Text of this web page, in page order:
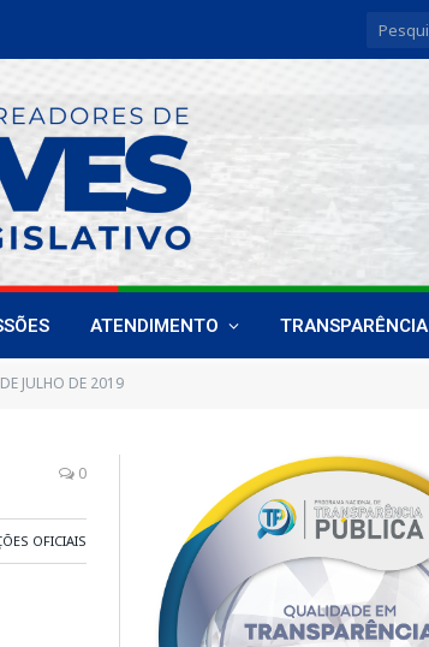
ATENDIMENTO TRANSPARÊNCIA
JULHO DE 2019
0
OFICIAIS